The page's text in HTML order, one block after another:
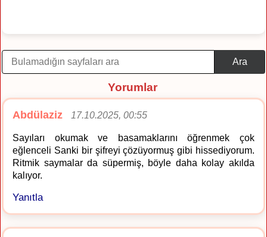
Ara
Yorumlar
Abdülaziz 17.10.2025, 00:55
Sayıları okumak ve basamaklarını öğrenmek çok
eğlenceli Sanki bir şifreyi çözüyormuş gibi hissediyorum.
Ritmik saymalar da süpermiş, böyle daha kolay akılda
kalıyor.
Yanıtla